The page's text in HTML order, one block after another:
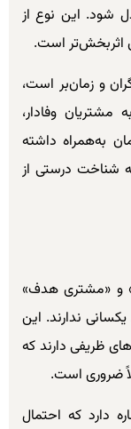
شود. این نوع از
اثربخش‌تر است.
و زمان‌بر است،
وفادار،
به‌همراه داشته
شناخت درستی از
و «مشتری هدف»
یکسانی ندارند. این
ظریفی دارند که
ضروری است.
دارد که احتمال